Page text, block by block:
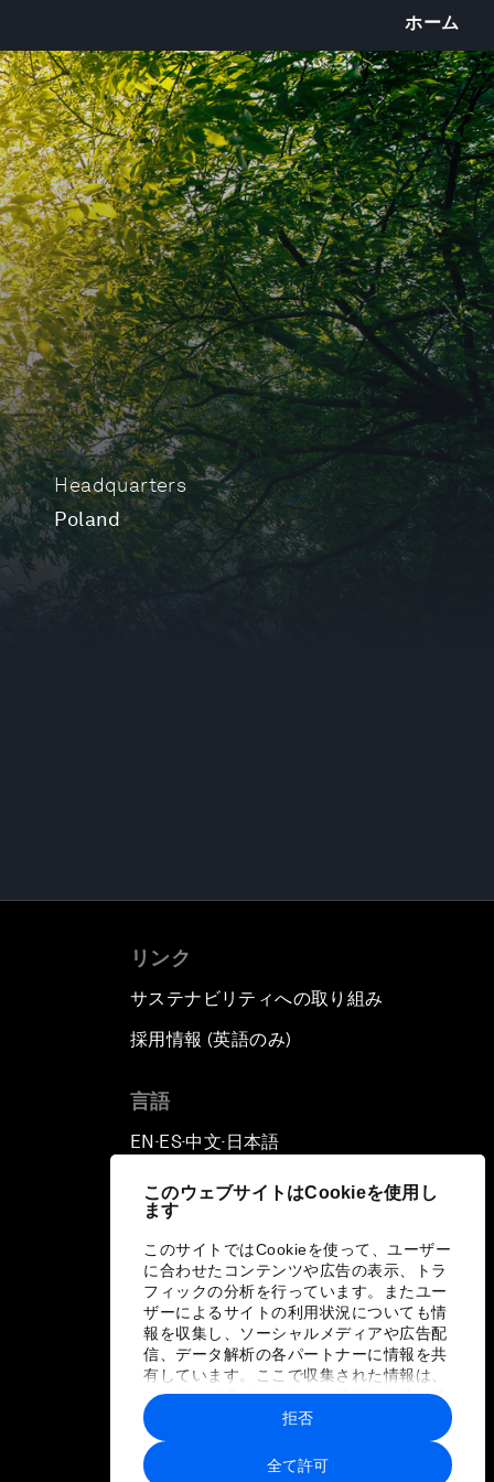
このウェブサイトはCookieを使用し
ます
このサイトではCookieを使って、ユーザー
に合わせたコンテンツや広告の表示、トラ
フィックの分析を行っています。またユー
ザーによるサイトの利用状況についても情
報を収集し、ソーシャルメディアや広告配
信、データ解析の各パートナーに情報を共
有しています。ここで収集された情報は、
ユーザーが各パートナーに提供した他の情
報や各パートナーのサービスを使用した際
に収集された情報と組み合わされ、各パー
トナーによって使用されることがありま
全て許可
拒否
ホーム
Headquarters
Poland
リンク
サステナビリティへの取り組み
採用情報 (英語のみ)
言語
EN ▪ES▪中文▪ 日本語